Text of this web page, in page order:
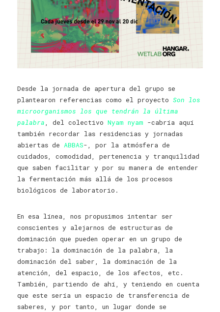
Desde la jornada de apertura del grupo se
plantearon referencias como el proyecto Son los
microorganismos los que tendrán la última
palabra, del colectivo Nyam nyam -cabría aquí
también recordar las residencias y jornadas
abiertas de ABBAS-, por la atmósfera de
cuidados, comodidad, pertenencia y tranquilidad
que saben facilitar y por su manera de entender
la fermentación más allá de los procesos
biológicos de laboratorio.
En esa línea, nos propusimos intentar ser
conscientes y alejarnos de estructuras de
dominación que pueden operar en un grupo de
trabajo: la dominación de la palabra, la
dominación del saber, la dominación de la
atención, del espacio, de los afectos, etc.
También, partiendo de ahí, y teniendo en cuenta
que este sería un espacio de transferencia de
saberes, y por tanto, un lugar donde se